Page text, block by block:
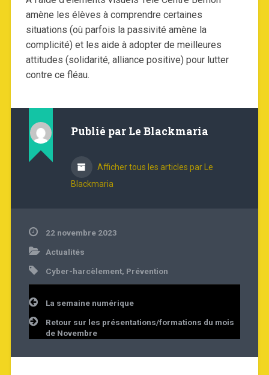
amène les élèves à comprendre certaines
situations (où parfois la passivité amène la
complicité) et les aide à adopter de meilleures
attitudes (solidarité, alliance positive) pour lutter
contre ce fléau.
Publié par Le Blackmaria
Afficher tous les articles par Le
Blackmaria
22 novembre 2023
Actualités
Cyber-harcèlement, Prévention
Navigation
de
l’article
La semaine numérique
Retour sur les présentations/formations du mois
de Novembre